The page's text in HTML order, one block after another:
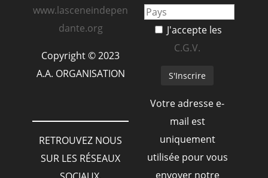
www.lasceneindepen
dante.org
Copyright © 2023
A.A. ORGANISATION
RETROUVEZ NOUS
SUR LES RÉSEAUX
J'accepte les
C.G.V.
Votre adresse e-
mail est
uniquement
utilisée pour vous
envoyer notre